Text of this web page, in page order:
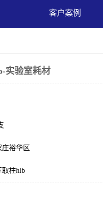
客户案例
实验室耗材
庄裕华区
取柱hlb